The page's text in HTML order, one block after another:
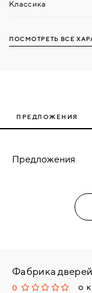
Классика
ПОСМОТРЕТЬ ВСЕ
ПРЕДЛОЖЕНИЯ
Предложения
0 О